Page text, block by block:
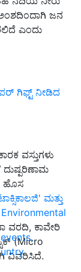
ಜನ
ಎಂದು
ಗಿಫ್ಟ್‌ ನೀಡಿದ
ವಸ್ತುಗಳು
ಹೊಸ
ಮತ್ತು
ವರದಿ, ಕಾವೇರಿ
(Micro
ವಿವರಿಸಿದೆ.